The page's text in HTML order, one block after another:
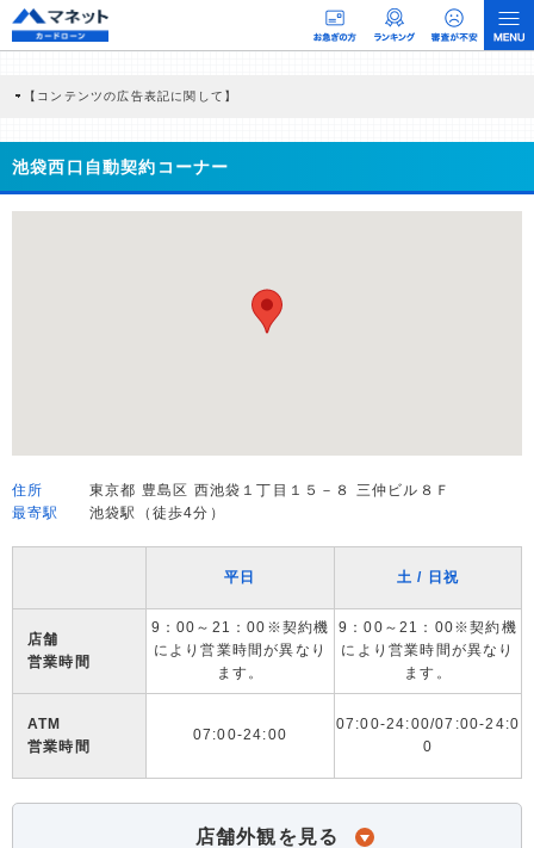
【コンテンツの広告表記に関して】
商品を根拠なくPRするものではなく、当編集部の調査／ユーザーへの口コミ収集な
どに基づき、公平性を担保した情報提供を行っています。
>提携企業一覧
池袋西口自動契約コーナー
住所
東京都 豊島区 西池袋１丁目１５－８ 三仲ビル８Ｆ
最寄駅
池袋駅（徒歩4分）
平日 土 / 日祝
店舗
営業時間
9：00～21：00※契約機
により営業時間が異なり
ます。
9：00～21：00※契約機
により営業時間が異なり
ます。
ATM
営業時間
07:00-24:00
07:00-24:00/07:00-24:0
0
店舗外観を見る